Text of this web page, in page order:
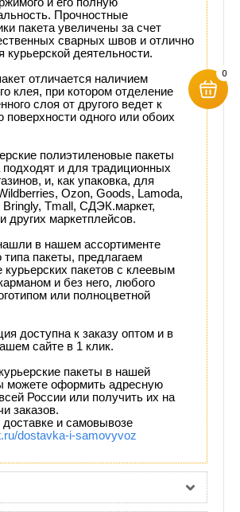
Прочностные
пакета увеличены за счет
сварных швов и отлично
курьерской деятельности.
отличается наличием
клея, при котором отделение
слоя от другого ведет к
поверхности одного или обоих
полиэтиленовые пакеты
подходят и для традиционных
и, как упаковка, для
Ozon, Goods, Lamoda,
Bringly, Tmall, СДЭК.маркет,
других маркетплейсов.
в нашем ассортименте
типа пакеты, предлагаем
курьерских пакетов с клеевым
и без него, любого
или полноцветной
доступна к заказу оптом и в
сайте в 1 клик.
пакеты в нашей
можете оформить адресную
России или получить их на
заказов.
и самовывозе
dostavka-i-samovyvoz
0